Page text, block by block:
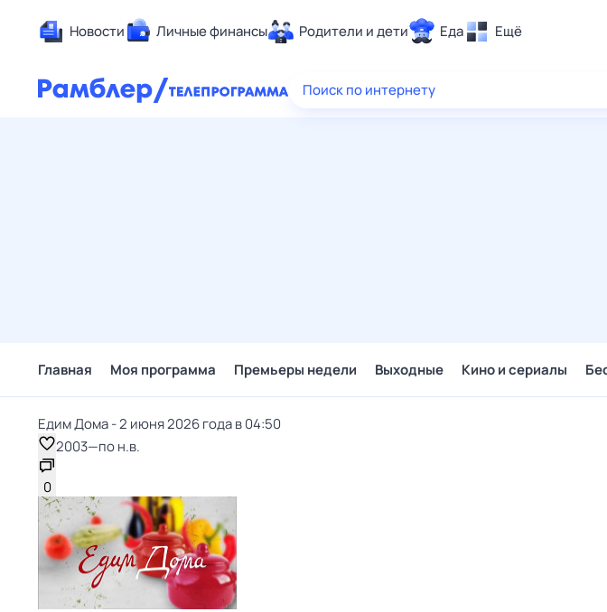
Новости Личные финансы Родители и дети Еда Ещё
Здоровье
Поиск по интернету
Главная Моя программа Премьеры недели Выходные Кино и сериалы
Едим Дома - 2 июня 2026 года в 04:50
2003—по н.в.
0